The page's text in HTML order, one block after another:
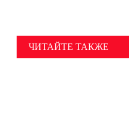
ЧИТАЙТЕ ТАКЖЕ